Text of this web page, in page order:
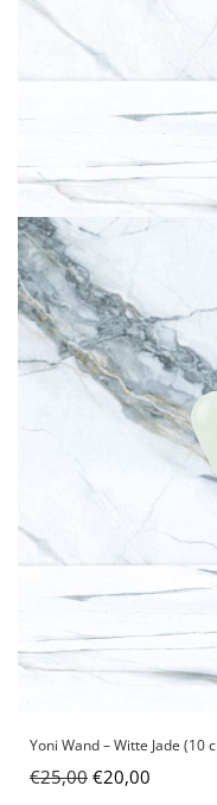
Yoni Wand – Witte Jade (10
€25,00 €20,00